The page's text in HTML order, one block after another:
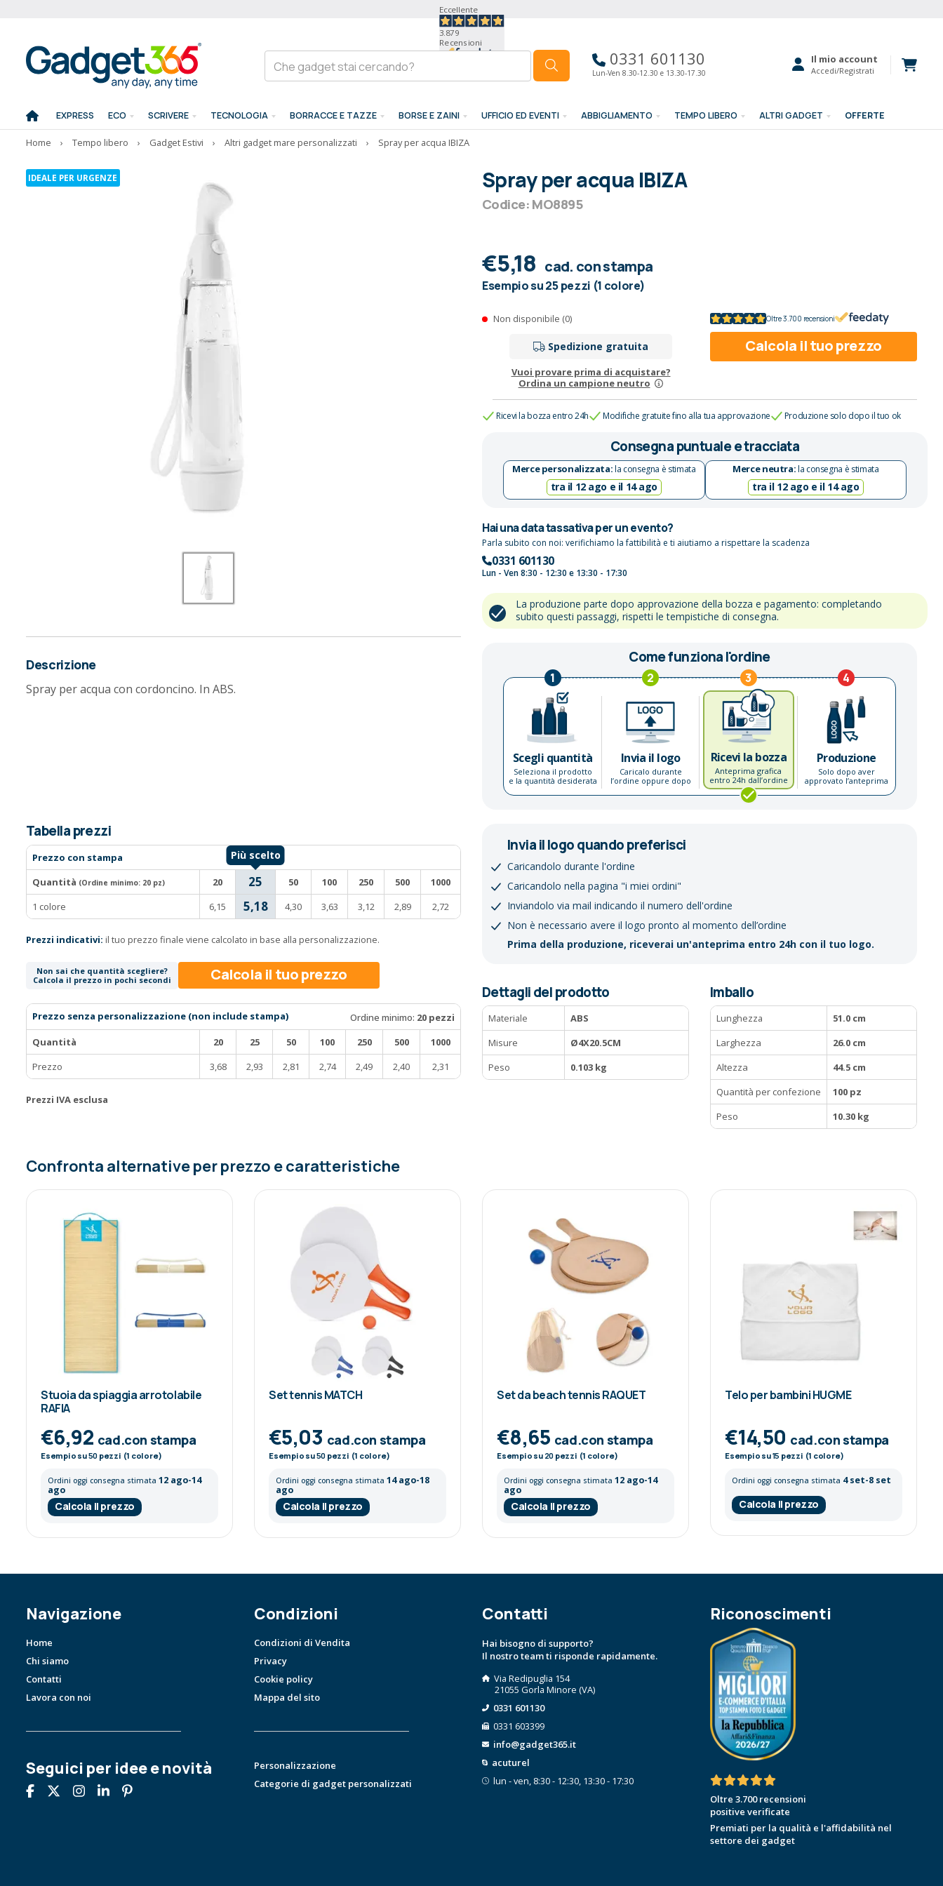
Eccellente
3.879
Recensioni
0331 601130
Lun-Ven 8.30-12.30 e 13.30-17.30
Il mio account
Accedi/Registrati
EXPRESS ECO SCRIVERE TECNOLOGIA BORRACCE E TAZZE BORSE E ZAINI UFFICIO ED EVENTI ABBIGLIAMENTO TEMPO LIBERO ALTRI GADGET OFFERTE
Home › Tempo libero › Gadget Estivi › Altri gadget mare personalizzati › Spray per acqua IBIZA
IDEALE PER URGENZE
Descrizione
Spray per acqua con cordoncino. In ABS.
Spray per acqua IBIZA
Codice: MO8895
€5,18 cad. con stampa
Esempio su 25 pezzi (1 colore)
Non disponibile (0)
Spedizione gratuita
Vuoi provare prima di acquistare?
Ordina un campione neutro
Oltre 3.700 recensioni
Calcola il tuo prezzo
Ricevi la bozza entro 24h Modifiche gratuite fino alla tua approvazione Produzione solo dopo il tuo ok
Consegna puntuale e tracciata
Merce personalizzata:la consegna è stimata
tra il 12 ago e il 14 ago
Merce neutra:la consegna è stimata
tra il 12 ago e il 14 ago
Hai una data tassativa per un evento?
Parla subito con noi: verifichiamo la fattibilità e ti aiutiamo a rispettare la scadenza
0331 601130
Lun - Ven 8:30 - 12:30 e 13:30 - 17:30
La produzione parte dopo approvazione della bozza e pagamento: completando
subito questi passaggi, rispetti le tempistiche di consegna.
Come funziona l'ordine
1
Scegli quantità
Seleziona il prodotto
e la quantità desiderata
2
Invia il logo
Caricalo durante
l’ordine oppure dopo
3
Ricevi la bozza
Anteprima grafica
entro 24h dall’ordine
4
Produzione
Solo dopo aver
approvato l’anteprima
Tabella prezzi
Prezzo con stampa
Quantità (Ordine minimo: 20 pz) 20 25 50 100 250 500
1000
1 colore
6,15 5,18 4,30 3,63 3,12 2,89 2,72
Prezzi indicativi: il tuo prezzo finale viene calcolato in base alla personalizzazione.
Non sai che quantità scegliere?
Calcola il prezzo in pochi secondi
Calcola il tuo prezzo
Prezzo senza personalizzazione (non include stampa) Ordine minimo: 20 pezzi
Quantità
20 25 50 100 250 500
1000
Prezzo
3,68 2,93 2,81 2,74 2,49 2,40 2,31
Prezzi IVA esclusa
Invia il logo quando preferisci
Caricandolo durante l'ordine
Caricandolo nella pagina "i miei ordini"
Inviandolo via mail indicando il numero dell'ordine
Non è necessario avere il logo pronto al momento dell’ordine
Prima della produzione, riceverai un'anteprima entro 24h con il tuo logo.
Dettagli del prodotto
Materiale
ABS
Misure
Ø4X20.5CM
Peso
0.103 kg
Imballo
Lunghezza
51.0 cm
Larghezza
26.0 cm
Altezza
44.5 cm
Quantità per confezione
100 pz
Peso
10.30 kg
Confronta alternative per prezzo e caratteristiche
Stuoia da spiaggia arrotolabile
RAFIA
€6,92 cad.con stampa
Esempio su50 pezzi (1 colore)
Ordini oggi consegna stimata 12 ago-14
ago
Calcola il prezzo
Set tennis MATCH
€5,03 cad.con stampa
Esempio su50 pezzi (1 colore)
Ordini oggi consegna stimata 14 ago-18
ago
Calcola il prezzo
Set da beach tennis RAQUET
€8,65 cad.con stampa
Esempio su 20 pezzi (1 colore)
Ordini oggi consegna stimata 12 ago-14
ago
Calcola il prezzo
Telo per bambini HUGME
€14,50 cad.con stampa
Esempio su15 pezzi (1 colore)
Ordini oggi consegna stimata 4 set-8 set
Calcola il prezzo
Navigazione
Home
Chi siamo
Contatti
Lavora con noi
Seguici per idee e novità
Condizioni
Condizioni di Vendita
Privacy
Cookie policy
Mappa del sito
Personalizzazione
Categorie di gadget personalizzati
Contatti
Hai bisogno di supporto?
Il nostro team ti risponde rapidamente.
Via Redipuglia 154
21055 Gorla Minore (VA)
0331 601130
0331 603399
info@gadget365.it
acuturel
lun - ven, 8:30 - 12:30, 13:30 - 17:30
Riconoscimenti
Oltre 3.700 recensioni
positive verificate
Premiati per la qualità e l'affidabilità nel
settore dei gadget